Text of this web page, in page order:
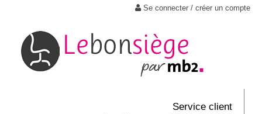
Se connecter / créer un compte
Service client